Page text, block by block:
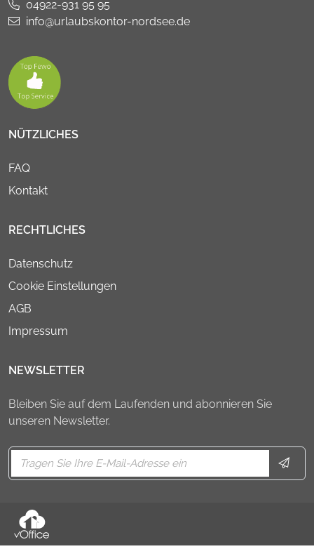
04922-931 95 95
info@urlaubskontor-nordsee.de
NÜTZLICHES
FAQ
Kontakt
RECHTLICHES
Datenschutz
Cookie Einstellungen
AGB
Impressum
NEWSLETTER
Bleiben Sie auf dem Laufenden und abonnieren Sie
unseren Newsletter.